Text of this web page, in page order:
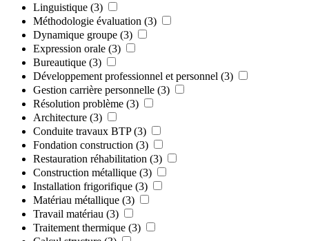
Linguistique (3)
Méthodologie évaluation (3)
Dynamique groupe (3)
Expression orale (3)
Bureautique (3)
Développement professionnel et personnel (3)
Gestion carrière personnelle (3)
Résolution problème (3)
Architecture (3)
Conduite travaux BTP (3)
Fondation construction (3)
Restauration réhabilitation (3)
Construction métallique (3)
Installation frigorifique (3)
Matériau métallique (3)
Travail matériau (3)
Traitement thermique (3)